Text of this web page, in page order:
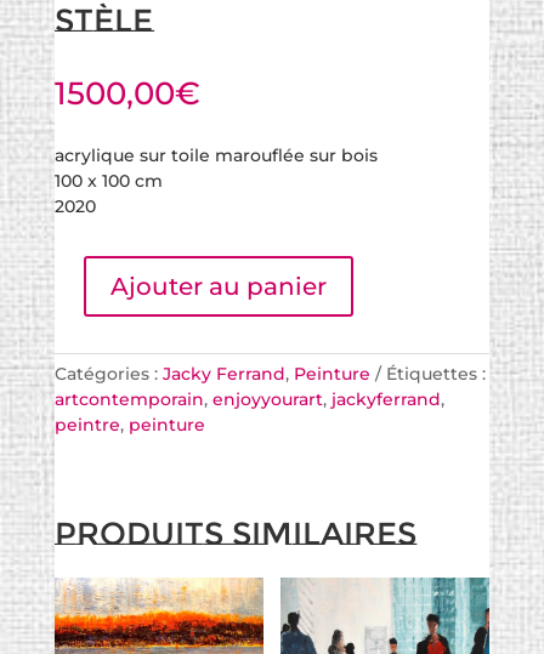
Stèle
1500,00€
acrylique sur toile marouflée sur bois
100 x 100 cm
2020
Ajouter au panier
Catégories : Jacky Ferrand, Peinture
Étiquettes :
artcontemporain, enjoyyourart, jackyferrand,
peintre, peinture
Produits similaires